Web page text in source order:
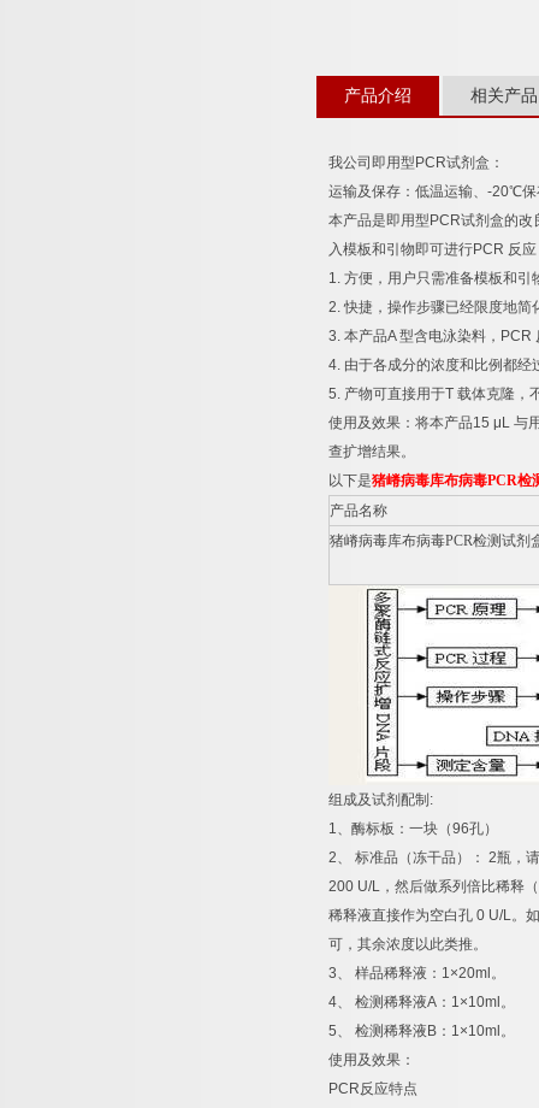
产品介绍 相关产品
我公司即用型 PCR试剂盒：
运输及保存：低温运输、 -20℃
本产品是即用型 PCR试剂盒的改
入模板和引物即可进行PCR 反
1. 方便，用户只需准备模板和引
2.快捷，操作步骤已经限度地简
3. 本产品A型含电泳染料， PCR
4. 由于各成分的浓度和比例都
5. 产物可直接用于T 载体克隆，
使用及效果：将本产品15 μL 与
查扩增结果。
以下是猪嵴病毒库布病毒PCR检
产品名称
猪嵴病毒库布病毒PCR检测试剂
组成及试剂配制 :
1、酶标板：一块（96孔）
2、 标准品（冻干品）： 2瓶，
200 U/L ，然后做系列倍比稀释
稀释液直接作为空白孔 0 U/L。
可，其余浓度以此类推。
3、 样品稀释液： 1×20ml 。
4、 检测稀释液A ： 1×10ml 。
5、 检测稀释液 B ： 1×10ml 。
使用及效果：
PCR反应特点